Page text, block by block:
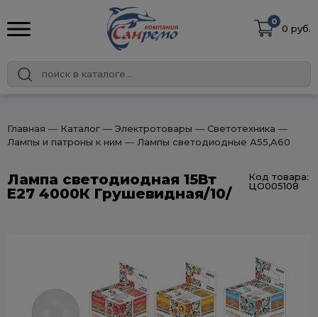
0
0 руб.
Главная ― Каталог ― Электротовары ― Светотехника ―
Лампы и патроны к ним ― Лампы светодиодные А55,A60
Лампа светодиодная 15Вт
Е27 4000К Грушевидная/10/
Код товара:
ЦО005108